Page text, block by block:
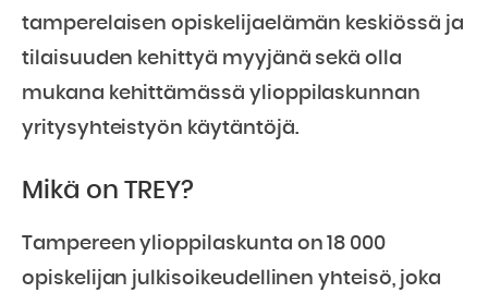
tamperelaisen opiskelijaelämän keskiössä ja
tilaisuuden kehittyä myyjänä sekä olla
mukana kehittämässä ylioppilaskunnan
yritysyhteistyön käytäntöjä.
Mikä on TREY?
Tampereen ylioppilaskunta on 18 000
opiskelijan julkisoikeudellinen yhteisö, joka